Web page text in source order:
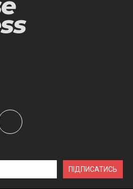
ПІДПИСАТИСЬ